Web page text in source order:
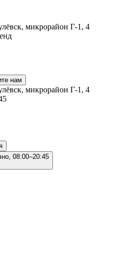
микрорайон Г-1, 4
нам
микрорайон Г-1, 4
08:00–20:45